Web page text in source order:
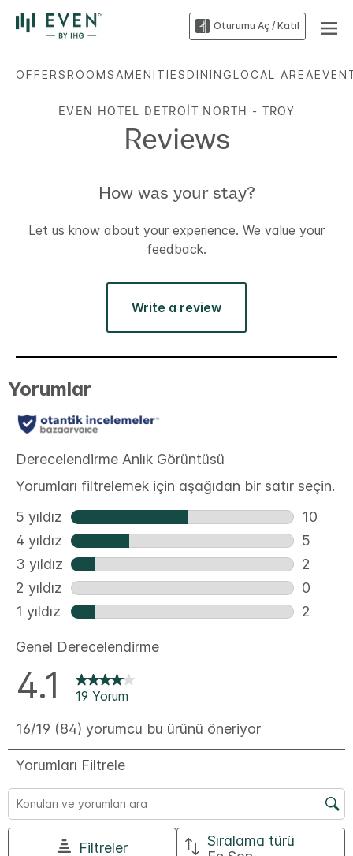
Oturumu Aç / Katıl
OFFERSROOMS AMENITIESDININGLOCAL AREA
EVEN HOTEL DETROIT NORTH - TROY
Reviews
How was your stay?
Let us know about your experience. We value your
feedback.
Write a review